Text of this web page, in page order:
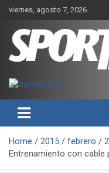
Skip
content
viernes, agosto 7, 2026
Revista
Sport
rendimiento, nutrición y
Home 2015 febrero
2
Entrenamiento con cable